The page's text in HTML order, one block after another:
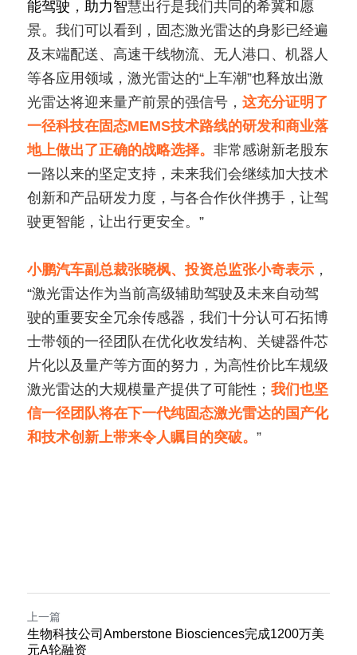
能驾驶，助力智慧出行是我们共同的希冀和愿
景。我们可以看到，固态激光雷达的身影已经遍
及末端配送、高速干线物流、无人港口、机器人
等各应用领域，激光雷达的“上车潮”也释放出激
光雷达将迎来量产前景的强信号， 这充分证明了
一径科技在固态MEMS技术路线的研发和商业落
地上做出了正确的战略选择。 非常感谢新老股东
一路以来的坚定支持，未来我们会继续加大技术
创新和产品研发力度，与各合作伙伴携手，让驾
驶更智能，让出行更安全。”
小鹏汽车副总裁张晓枫、投资总监张小奇表示 ，
“激光雷达作为当前高级辅助驾驶及未来自动驾
驶的重要安全冗余传感器，我们十分认可石拓博
士带领的一径团队在优化收发结构、关键器件芯
片化以及量产等方面的努力，为高性价比车规级
激光雷达的大规模量产提供了可能性； 我们也坚
信一径团队将在下一代纯固态激光雷达的国产化
和技术创新上带来令人瞩目的突破。 ”
上一篇
生物科技公司Amberstone Biosciences完成1200万美
元A轮融资